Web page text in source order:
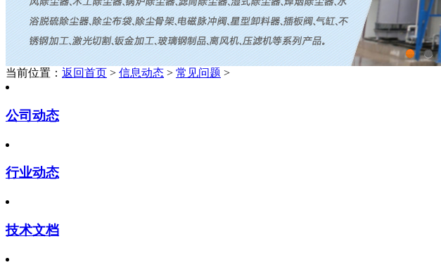
当前位置： 返回首页 > 信息动态 > 常见问题 >
公司动态
行业动态
技术文档